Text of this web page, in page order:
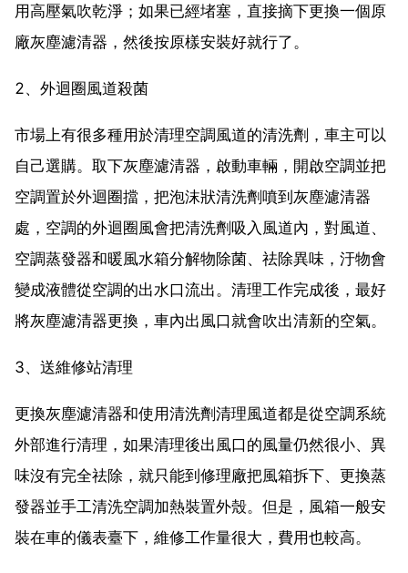
用高壓氣吹乾淨；如果已經堵塞，直接摘下更換一個原
廠灰塵濾清器，然後按原樣安裝好就行了。
2、外迴圈風道殺菌
市場上有很多種用於清理空調風道的清洗劑，車主可以
自己選購。取下灰塵濾清器，啟動車輛，開啟空調並把
空調置於外迴圈擋，把泡沫狀清洗劑噴到灰塵濾清器
處，空調的外迴圈風會把清洗劑吸入風道內，對風道、
空調蒸發器和暖風水箱分解物除菌、祛除異味，汙物會
變成液體從空調的出水口流出。清理工作完成後，最好
將灰塵濾清器更換，車內出風口就會吹出清新的空氣。
3、送維修站清理
更換灰塵濾清器和使用清洗劑清理風道都是從空調系統
外部進行清理，如果清理後出風口的風量仍然很小、異
味沒有完全祛除，就只能到修理廠把風箱拆下、更換蒸
發器並手工清洗空調加熱裝置外殼。但是，風箱一般安
裝在車的儀表臺下，維修工作量很大，費用也較高。